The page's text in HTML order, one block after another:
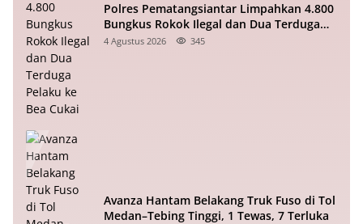
Polres Pematangsiantar Limpahkan 4.800
Bungkus Rokok Ilegal dan Dua Terduga
Pelaku ke Bea Cukai
4 Agustus 2026 345
Avanza Hantam Belakang Truk Fuso di Tol
Medan–Tebing Tinggi, 1 Tewas, 7 Terluka